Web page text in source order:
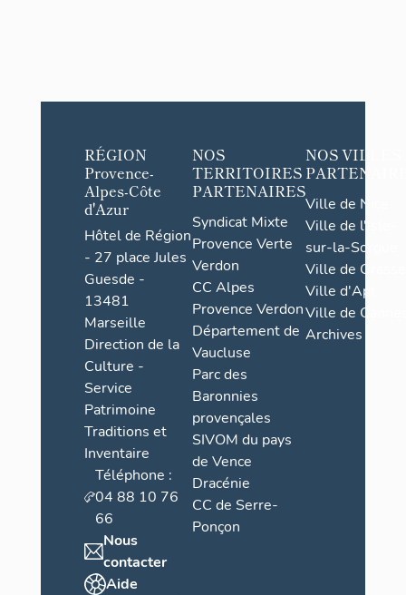
RÉGION
Provence-
Alpes-Côte
d'Azur
Hôtel de Région
- 27 place Jules
Guesde -
13481
Marseille
Direction de la
Culture -
Service
Patrimoine
Traditions et
Inventaire
Téléphone :
04 88 10 76
66
Nous
contacter
Aide
NOS
TERRITOIRES
PARTENAIRES
Syndicat Mixte
Provence Verte
Verdon
CC Alpes
Provence Verdon
Département de
Vaucluse
Parc des
Baronnies
provençales
SIVOM du pays
de Vence
Dracénie
CC de Serre-
Ponçon
NOS VILLES
Ville de Nice
Ville de l'Isle-
sur-la-Sorgue
Ville de Grasse
Ville d'Apt
Ville de
Archives